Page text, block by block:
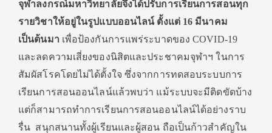
จุฬาลงกรณ์มหาวิทยาลัยจึงได้ปรับการเรียนการสอนทุก
รายวิชาให้อยู่ในรูปแบบออนไลน์ ตั้งแต่ 16 มีนาคม
เป็นต้นมา เพื่อป้องกันการแพร่ระบาดของ COVID-19
และลดความเสี่ยงของนิสิตและประชาคมจุฬาฯ ในการ
สัมผัสโรคโดยไม่ได้ตั้งใจ ซึ่งจากการทดสอบระบบการ
เรียนการสอนออนไลน์แล้วพบว่า แม้ระบบจะมีติดขัดบ้าง
แต่ก็สามารถทำการเรียนการสอนออนไลน์ได้อย่างราบ
รื่น สนุกสนานทั้งผู้เรียนและผู้สอน ถือเป็นก้าวสำคัญใน